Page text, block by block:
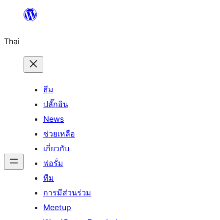
ยัง
เนื้อหา
Thai
ธีม
ปลั๊กอิน
News
ช่วยเหลือ
เกี่ยวกับ
ฟอรั่ม
ทีม
การมีส่วนร่วม
Meetup